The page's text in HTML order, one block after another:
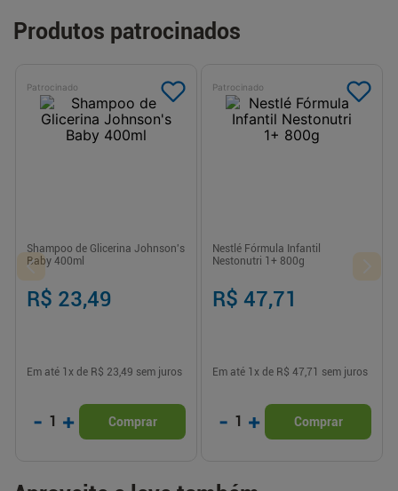
Produtos patrocinados
Patrocinado
Shampoo de Glicerina Johnson's
Baby 400ml
R$ 23,49
Em até 1 x de R$ 23,49 sem juros
- 1 + Comprar
Patrocinado
Nestlé Fórmula Infantil
Nestonutri 1+ 800g
R$ 47,71
Em até 1 x de R$ 47,71 sem juros
- 1 + Comprar